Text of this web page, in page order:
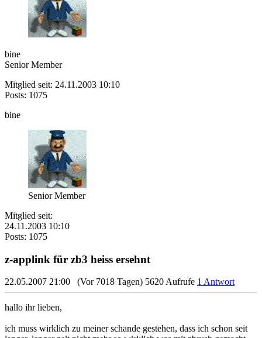
bine
Senior Member
Mitglied seit: 24.11.2003 10:10
Posts: 1075
bine
Senior Member
Mitglied seit:
24.11.2003 10:10
Posts: 1075
z-applink für zb3 heiss ersehnt
22.05.2007 21:00 (Vor 7018 Tagen) 5620 Aufrufe 1 Antwort
hallo ihr lieben,
ich muss wirklich zu meiner schande gestehen, dass ich schon seit